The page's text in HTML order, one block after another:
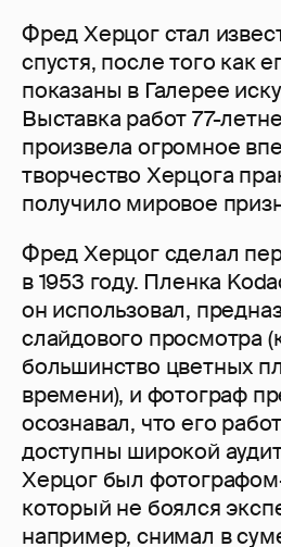
Фред Херцог стал
спустя, после того как
показаны в Галерее
Выставка работ 77-
произвела огромное
творчество Херцога
получило мировое
Фред Херцог сделал
в 1953 году. Пленка
он использовал,
слайдового просмотра
большинство цветных
времени), и фотограф
осознавал, что его
доступны широкой
Херцог был
который не боялся
например, снимал в